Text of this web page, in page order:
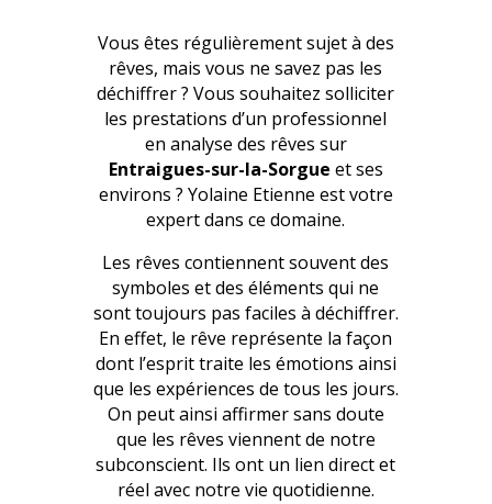
Vous êtes régulièrement sujet à des
rêves, mais vous ne savez pas les
déchiffrer ? Vous souhaitez solliciter
les prestations d’un professionnel
en analyse des rêves sur
Entraigues-sur-la-Sorgue et ses
environs ? Yolaine Etienne est votre
expert dans ce domaine.
Les rêves contiennent souvent des
symboles et des éléments qui ne
sont toujours pas faciles à déchiffrer.
En effet, le rêve représente la façon
dont l’esprit traite les émotions ainsi
que les expériences de tous les jours.
On peut ainsi affirmer sans doute
que les rêves viennent de notre
subconscient. Ils ont un lien direct et
réel avec notre vie quotidienne.